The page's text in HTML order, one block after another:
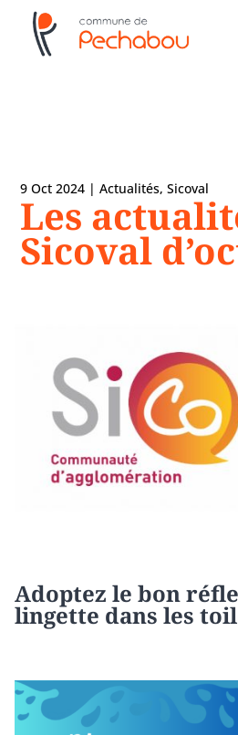
9 Oct 2024 |Actualités,Sicoval
Les
Sicoval
Adoptez le bon
lingette dans les